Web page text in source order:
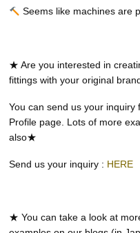
Seems like machines are
★ Are you interested in
fittings with your original
You can send us your inquiry
Profile page. Lots of more
also★
Send us your inquiry : HERE
★ You can take a look at